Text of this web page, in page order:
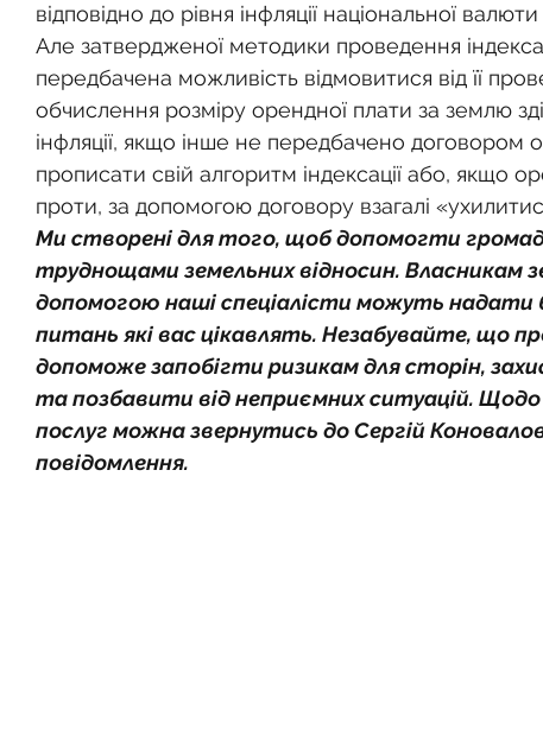
відповідно до рівня інфляції національної
Але затвердженої методики проведення
передбачена можливість відмовитися від її
обчислення розміру орендної плати за землю
інфляції, якщо інше не передбачено договором
прописати свій алгоритм індексації або, якщо
проти, за допомогою договору взагалі
Ми створені для того, щоб допомогти
труднощами земельних відносин. Власникам
допомогою наші спеціалісти можуть надати
питань які вас цікавлять. Незабувайте, що
допоможе запобігти ризикам для сторін,
та позбавити від неприємних ситуацій.
послуг можна звернутись до Сергій
повідомлення.